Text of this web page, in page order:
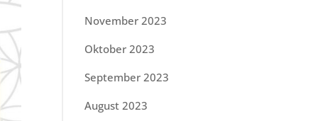
November 2023
Oktober 2023
September 2023
August 2023